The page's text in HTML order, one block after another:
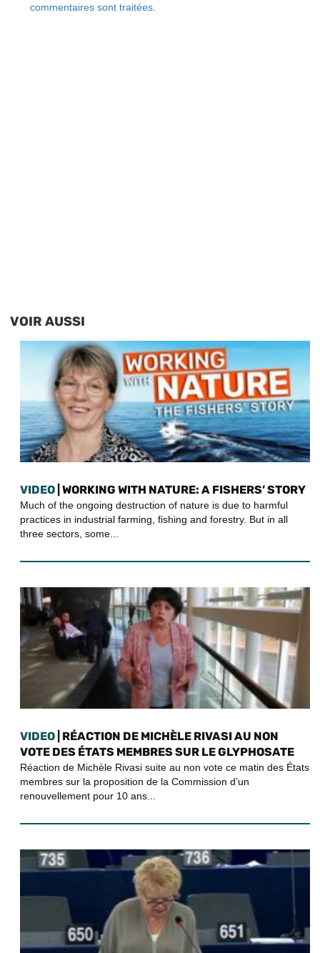
commentaires sont traitées
VOIR AUSSI
VIDEO | WORKING WITH NATURE: A FISHERS’ STORY
Much of the ongoing destruction of nature is due to harmful
practices in industrial farming, fishing and forestry. But in all
three sectors, some...
VIDEO | RÉACTION DE MICHÈLE RIVASI AU NON
VOTE DES ÉTATS MEMBRES SUR LE GLYPHOSATE
Réaction de Michèle Rivasi suite au non vote ce matin des États
membres sur la proposition de la Commission d’un
renouvellement pour 10 ans...